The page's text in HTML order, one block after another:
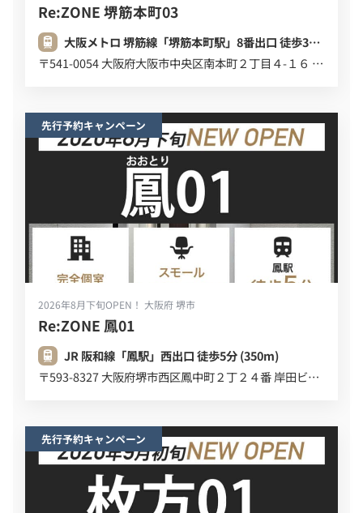
Re:ZONE 堺筋本町03
大阪メトロ 堺筋線「堺筋本町駅」8番出口 徒歩3分 (220m)
〒541-0054 大阪府大阪市中央区南本町２丁目４-１６ デビスビル ６Ｆ ７Ｆ
先行予約キャンペーン
2026年8月下旬OPEN！ 大阪府 堺市
Re:ZONE 鳳01
JR 阪和線「鳳駅」西出口 徒歩5分 (350m)
〒593-8327 大阪府堺市西区鳳中町２丁２４番 岸田ビル ３F
先行予約キャンペーン